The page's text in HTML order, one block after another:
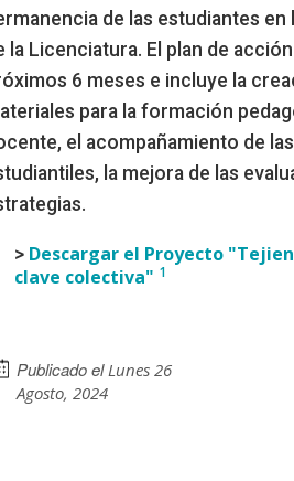
de las estudiantes
la Licenciatura. El plan de
6 meses e incluye la
para la formación
el acompañamiento de
la mejora de las
> Descargar el Proyecto
clave colectiva" 1
Publicado el Lunes 26
Agosto, 2024